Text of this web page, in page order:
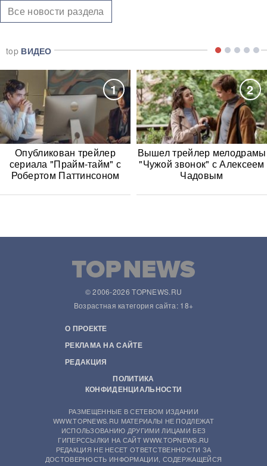
Все новости раздела
top ВИДЕО
1
Опубликован трейлер
сериала "Прайм-тайм" с
Робертом Паттинсоном
2
Вышел трейлер мелодрамы
"Чужой звонок" с Алексеем
Чадовым
© 2006-2026 TOPNEWS.RU
Возрастная категория сайта: 18+
О ПРОЕКТЕ
РЕКЛАМА НА САЙТЕ
РЕДАКЦИЯ
ПОЛИТИКА
КОНФИДЕНЦИАЛЬНОСТИ
РАЗМЕЩЕННЫЕ В СЕТЕВОМ ИЗДАНИИ
WWW.TOPNEWS.RU МАТЕРИАЛЫ НЕ ПОДЛЕЖАТ
ИСПОЛЬЗОВАНИЮ ДРУГИМИ ЛИЦАМИ БЕЗ
ГИПЕРССЫЛКИ НА САЙТ WWW.TOPNEWS.RU
РЕДАКЦИЯ НЕ НЕСЕТ ОТВЕТСТВЕННОСТИ ЗА
ДОСТОВЕРНОСТЬ ИНФОРМАЦИИ, СОДЕРЖАЩЕЙСЯ